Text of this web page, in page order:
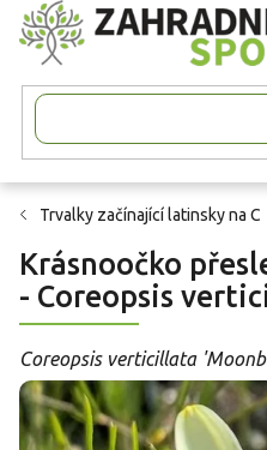
Přejít
na
obsah
Trvalky začínající latinsky na C
Krásnoočko
- Coreopsis
Coreopsis verticillata